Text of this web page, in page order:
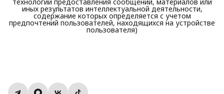
иных результатов интеллектуальной деятельности,
содержание которых определяется с учетом
предпочтений пользователей, находящихся на устройстве
пользователя)